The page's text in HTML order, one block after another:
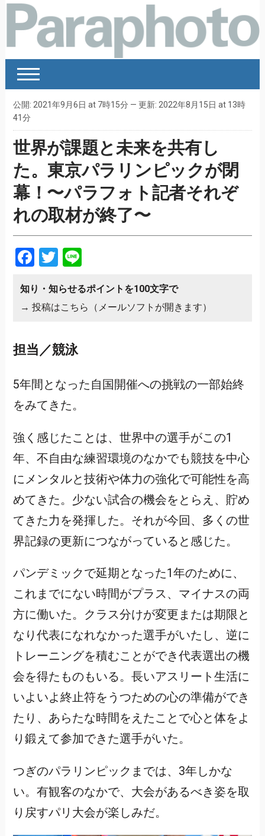
公開: 2021年9月6日 at 7時15分 — 更新: 2022年8月15日 at 13時
41分
世界が課題と未来を共有し
た。東京パラリンピックが閉
幕！〜パラフォト記者それぞ
れの取材が終了〜
Facebook
Twitter
Line
知り・知らせるポイントを100文字で
→ 投稿はこちら（メールソフトが開きます）
担当／競泳
5年間となった自国開催への挑戦の一部始終
をみてきた。
強く感じたことは、世界中の選手がこの1
年、不自由な練習環境のなかでも競技を中心
にメンタルと技術や体力の強化で可能性を高
めてきた。少ない試合の機会をとらえ、貯め
てきた力を発揮した。それが今回、多くの世
界記録の更新につながっていると感じた。
パンデミックで延期となった1年のために、
これまでにない時間がプラス、マイナスの両
方に働いた。クラス分けが変更または期限と
なり代表になれなかった選手がいたし、逆に
トレーニングを積むことができ代表選出の機
会を得たものもいる。長いアスリート生活に
いよいよ終止符をうつための心の準備ができ
たり、あらたな時間をえたことで心と体をよ
り鍛えて参加できた選手がいた。
つぎのパラリンピックまでは、3年しかな
い。有観客のなかで、大会があるべき姿を取
り戻すパリ大会が楽しみだ。